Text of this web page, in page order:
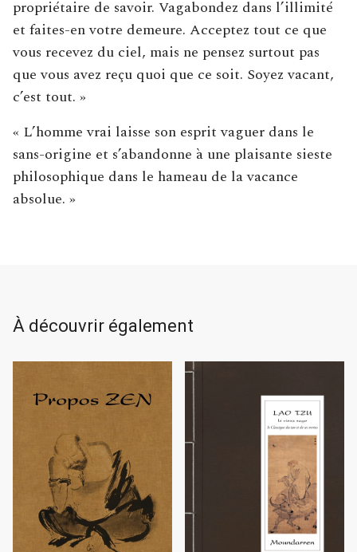
propriétaire de savoir. Vagabondez dans l’illimité
et faites-en votre demeure. Acceptez tout ce que
vous recevez du ciel, mais ne pensez surtout pas
que vous avez reçu quoi que ce soit. Soyez vacant,
c’est tout. »
« L’homme vrai laisse son esprit vaguer dans le
sans-origine et s’abandonne à une plaisante sieste
philosophique dans le hameau de la vacance
absolue. »
À découvrir également